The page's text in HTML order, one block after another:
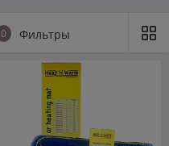
0 Фильтры